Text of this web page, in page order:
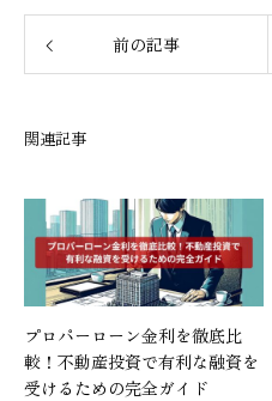
前の記事
関連記事
プロパーローン金利を徹底比
較！不動産投資で有利な融資を
受けるための完全ガイド